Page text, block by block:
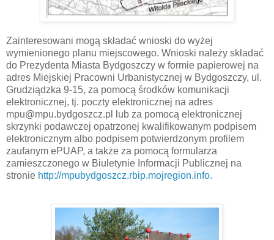
Zainteresowani mogą składać wnioski do wyżej
wymienionego planu miejscowego. Wnioski należy składać
do Prezydenta Miasta Bydgoszczy w formie papierowej na
adres Miejskiej Pracowni Urbanistycznej w Bydgoszczy, ul.
Grudziądzka 9-15, za pomocą środków komunikacji
elektronicznej, tj. poczty elektronicznej na adres
mpu@mpu.bydgoszcz.pl lub za pomocą elektronicznej
skrzynki podawczej opatrzonej kwalifikowanym podpisem
elektronicznym albo podpisem potwierdzonym profilem
zaufanym ePUAP, a także za pomocą formularza
zamieszczonego w Biuletynie Informacji Publicznej na
stronie http://mpubydgoszcz.rbip.mojregion.info.